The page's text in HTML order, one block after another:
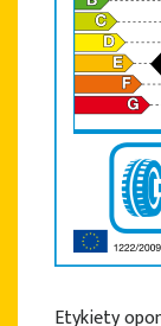
Etykiety